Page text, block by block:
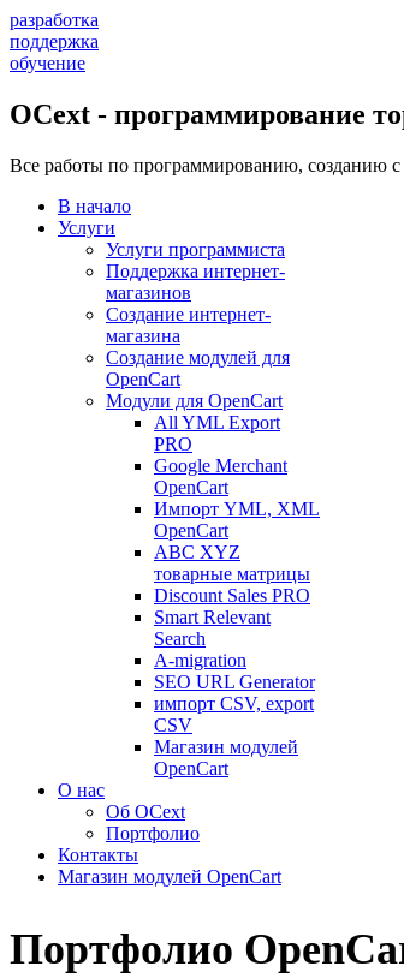
разработка
поддержка
обучение
OCext - программирование
Все работы по программированию, созданию с
В начало
Услуги
Услуги программиста
Поддержка интернет-
магазинов
Создание интернет-
магазина
Создание модулей для
OpenCart
Модули для OpenCart
All YML Export
PRO
Google Merchant
OpenCart
Импорт YML, XML
OpenCart
ABC XYZ
товарные матрицы
Discount Sales PRO
Smart Relevant
Search
A-migration
SEO URL Generator
импорт CSV, export
CSV
Магазин модулей
OpenCart
О нас
Об OCext
Портфолио
Контакты
Магазин модулей OpenCart
Портфолио